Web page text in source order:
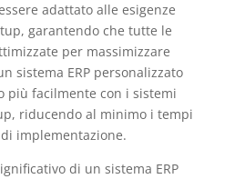
adattato alle esigenze
garantendo che tutte le
per massimizzare
sistema ERP personalizzato
più facilmente con i sistemi
riducendo al minimo i tempi
implementazione.
di un sistema ERP